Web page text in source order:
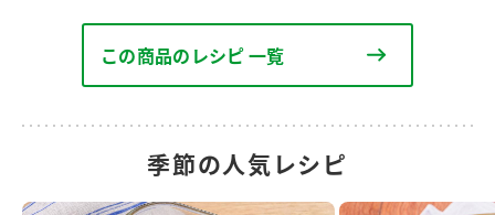
この商品のレシピ 一覧
季節の人気レシピ